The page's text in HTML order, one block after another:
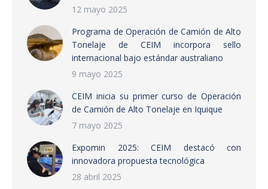
12 mayo 2025
Programa de Operación de Camión de Alto
Tonelaje de CEIM incorpora sello
internacional bajo estándar australiano
9 mayo 2025
CEIM inicia su primer curso de Operación
de Camión de Alto Tonelaje en Iquique
7 mayo 2025
Expomin 2025: CEIM destacó con
innovadora propuesta tecnológica
28 abril 2025